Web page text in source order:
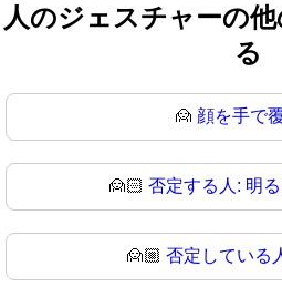
人のジェスチャーの
る
🙍 顔を手で
🙍🏻 否定する人: 明
🙍🏼 否定している